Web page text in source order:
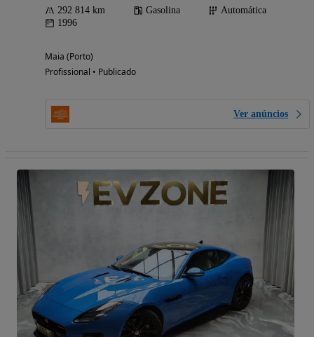
292 814 km Gasolina
Automática
1996
Maia (Porto)
Profissional • Publicado
Ver anúncios